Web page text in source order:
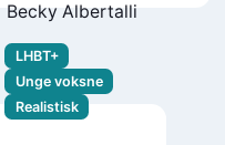
Becky Albertalli
LHBT+
Unge voksne
Realistisk